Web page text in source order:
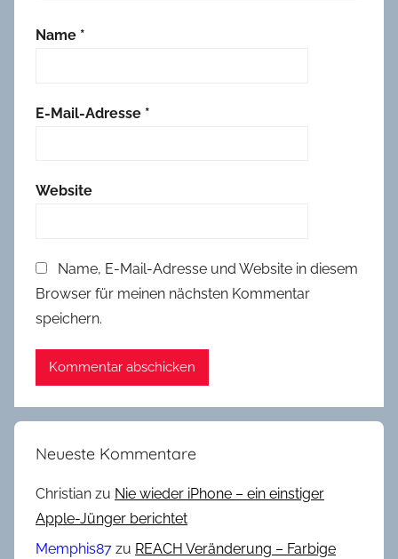
Name *
E-Mail-Adresse *
Website
Name, E-Mail-Adresse und Website in diesem
Browser für meinen nächsten Kommentar
speichern.
Neueste Kommentare
Christian zu Nie wieder iPhone – ein einstiger
Apple-Jünger berichtet
Memphis87 zu REACH Veränderung – Farbige